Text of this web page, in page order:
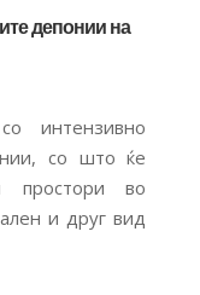
депонии на
интензивно
со што ќе
простори во
и друг вид